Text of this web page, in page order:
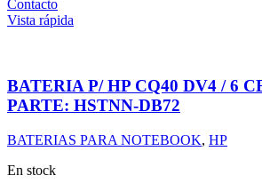
Contacto
Vista rápida
BATERIA P/ HP CQ40 DV4 / 6
PARTE: HSTNN-DB72
BATERIAS PARA NOTEBOOK, HP
En stock